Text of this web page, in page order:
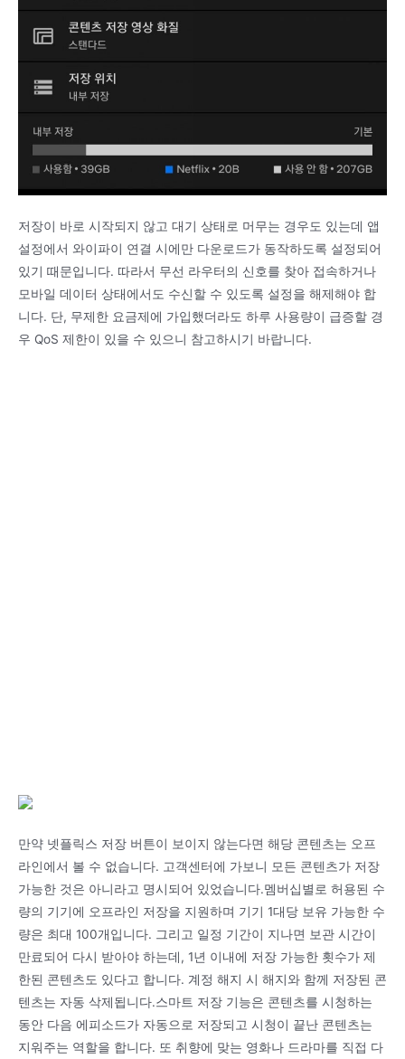
저장이 바로 시작되지 않고 대기 상태로 머무는 경우도 있는데 앱
설정에서 와이파이 연결 시에만 다운로드가 동작하도록 설정되어
있기 때문입니다. 따라서 무선 라우터의 신호를 찾아 접속하거나
모바일 데이터 상태에서도 수신할 수 있도록 설정을 해제해야 합
니다. 단, 무제한 요금제에 가입했더라도 하루 사용량이 급증할 경
우 QoS 제한이 있을 수 있으니 참고하시기 바랍니다.
만약 넷플릭스 저장 버튼이 보이지 않는다면 해당 콘텐츠는 오프
라인에서 볼 수 없습니다. 고객센터에 가보니 모든 콘텐츠가 저장
가능한 것은 아니라고 명시되어 있었습니다.멤버십별로 허용된 수
량의 기기에 오프라인 저장을 지원하며 기기 1대당 보유 가능한 수
량은 최대 100개입니다. 그리고 일정 기간이 지나면 보관 시간이
만료되어 다시 받아야 하는데, 1년 이내에 저장 가능한 횟수가 제
한된 콘텐츠도 있다고 합니다. 계정 해지 시 해지와 함께 저장된 콘
텐츠는 자동 삭제됩니다.스마트 저장 기능은 콘텐츠를 시청하는
동안 다음 에피소드가 자동으로 저장되고 시청이 끝난 콘텐츠는
지워주는 역할을 합니다. 또 취향에 맞는 영화나 드라마를 직접 다